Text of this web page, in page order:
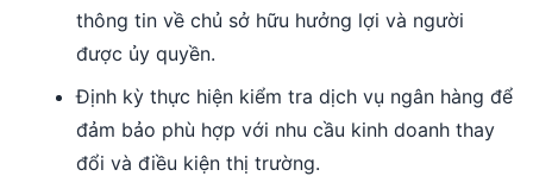
thông tin về chủ sở hữu hưởng lợi và người
được ủy quyền.
Định kỳ thực hiện kiểm tra dịch vụ ngân hàng để
đảm bảo phù hợp với nhu cầu kinh doanh thay
đổi và điều kiện thị trường.